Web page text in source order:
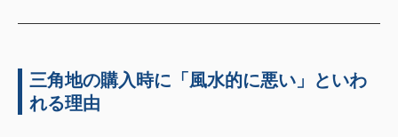
三角地の購入時に「風水的に悪い」といわ
れる理由